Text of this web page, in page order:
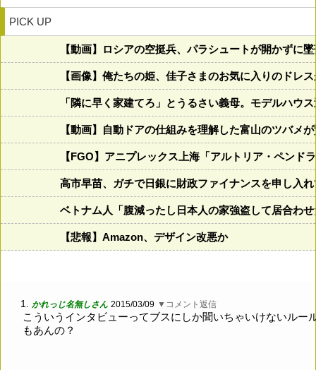
PICK UP
【動画】ロシアの空挺兵、パラシュートが開かずに
【画像】俺たちの姫、佳子さまのお気に入りのド
「隣に早く家建てろ」とうるさい義母。モデルハ
【動画】自動ドアの仕組みを理解した富山のツバメ
【FGO】アニプレックス上海「アルトリア・ペンド
高市早苗、ガチで日銀に財政ファイナンスを申し入
ベトナム人「腹減ったし日本人の家強盗して居合わ
【悲報】Amazon、デザイン改悪か
1. かれっじ名無しさん 2015/03/09 ▼コメント返信
こういうインタビューってブスにしか聞いちゃいけないルー
もあんの？